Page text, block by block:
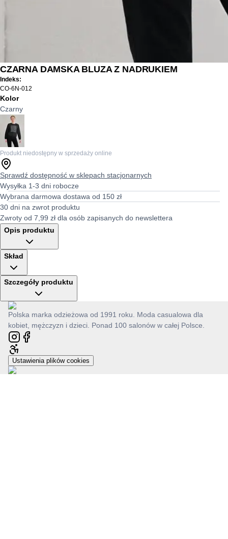
CZARNA DAMSKA BLUZA Z NADRUKIEM
Indeks:
CO-6N-012
Kolor
Czarny
Produkt niedostępny w sprzedaży online
Sprawdź dostępność w sklepach stacjonarnych
Wysyłka 1-3 dni robocze
Wybrana darmowa dostawa od 150 zł
30 dni na zwrot produktu
Zwroty od 7,99 zł dla osób zapisanych do newslettera
Opis produktu
Skład
Szczegóły produktu
Polska marka odzieżowa od 1991 roku. Moda casualowa dla
kobiet, mężczyzn i dzieci. Ponad 100 salonów w całej Polsce.
Ustawienia plików cookies